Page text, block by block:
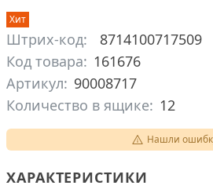
Хит
Штрих-код:
8714100717509
Код товара: 161676
Артикул: 90008717
Количество в ящике: 12
Нашли
ХАРАКТЕРИСТИКИ